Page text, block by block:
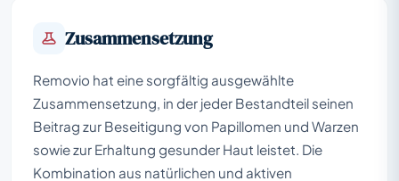
Zusammensetzung
Removio hat eine sorgfältig ausgewählte
Zusammensetzung, in der jeder Bestandteil seinen
Beitrag zur Beseitigung von Papillomen und Warzen
sowie zur Erhaltung gesunder Haut leistet. Die
Kombination aus natürlichen und aktiven